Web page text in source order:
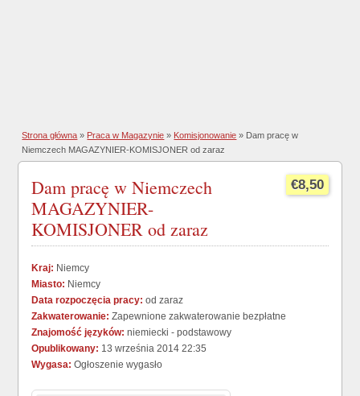
Strona główna » Praca w Magazynie » Komisjonowanie » Dam pracę w
Niemczech MAGAZYNIER-KOMISJONER od zaraz
€8,50
Dam pracę w Niemczech
MAGAZYNIER-
KOMISJONER od zaraz
Kraj: Niemcy
Miasto: Niemcy
Data rozpoczęcia pracy: od zaraz
Zakwaterowanie: Zapewnione zakwaterowanie bezpłatne
Znajomość języków: niemiecki - podstawowy
Opublikowany: 13 września 2014 22:35
Wygasa: Ogłoszenie wygasło